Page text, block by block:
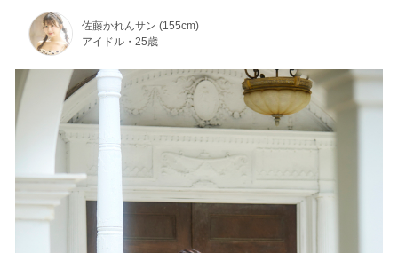
佐藤かれんサン (155cm)
アイドル・25歳